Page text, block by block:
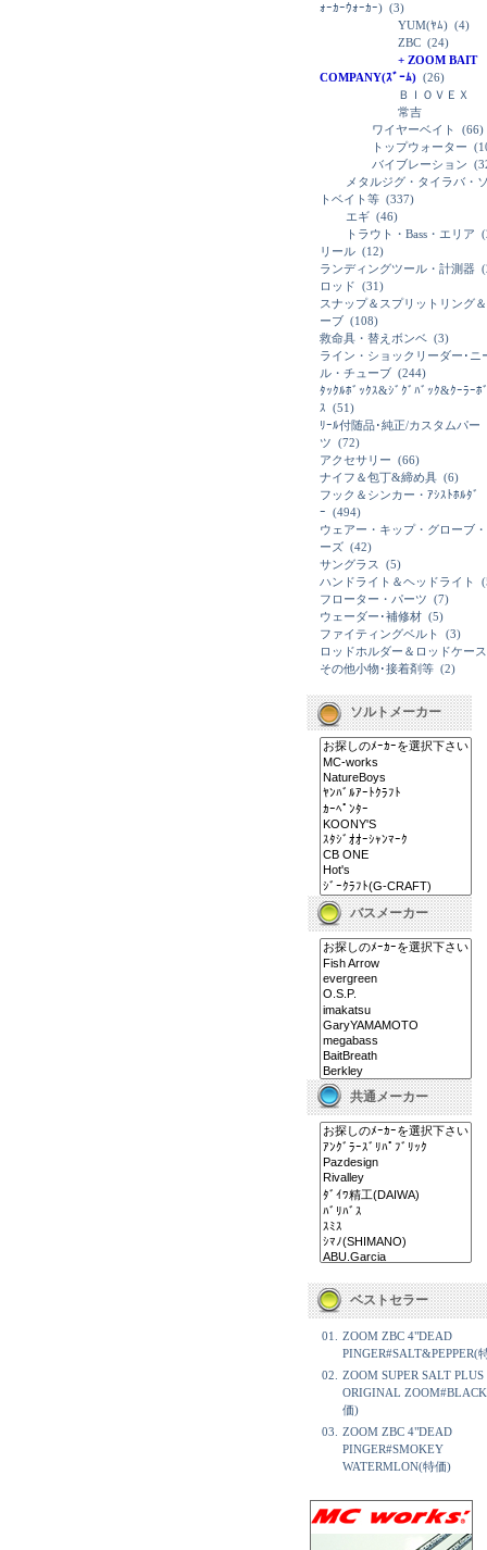
ｫｰｶｰｳｫｰｶｰ) (3)
YUM(ﾔﾑ) (4)
ZBC (24)
+ ZOOM BAIT
COMPANY(ｽﾞｰﾑ) (26)
ＢＩＯＶＥＸ
常吉
ワイヤーベイト
(66)
トップウォーター
バイブレーション
メタルジグ・タイラバ・
トベイト等 (337)
エギ (46)
トラウト・Bass・エリア
リール (12)
ランディングツール・計測器
ロッド (31)
スナップ＆スプリットリング＆
ーブ (108)
救命具・替えボンベ (3)
ライン・ショックリーダー･ニ
ル・チューブ (244)
ﾀｯｸﾙﾎﾞｯｸｽ&ｼﾞｸﾞﾊﾞｯｸ&ｸｰﾗｰﾎ
ｽ (51)
ﾘｰﾙ付随品･純正/カスタムパー
ツ (72)
アクセサリー (66)
ナイフ＆包丁&締め具 (6)
フック＆シンカー・ｱｼｽﾄﾎﾙﾀﾞ
ｰ (494)
ウェアー・キップ・グローブ・
ーズ (42)
サングラス
(5)
ハンドライト＆ヘッドライト
フローター・パーツ (7)
ウェーダー･補修材 (5)
ファイティングベルト
(3)
ロッドホルダー＆ロッドケース
その他小物･接着剤等 (2)
ソルトメーカー
バスメーカー
共通メーカー
ベストセラー
01.
ZOOM ZBC 4"DEAD
PINGER#SALT&PEPPER(
02.
ZOOM SUPER SALT PLUS
ORIGINAL
価)
03.
ZOOM ZBC 4"DEAD
PINGER#SMOKEY
WATERMLON(特価)